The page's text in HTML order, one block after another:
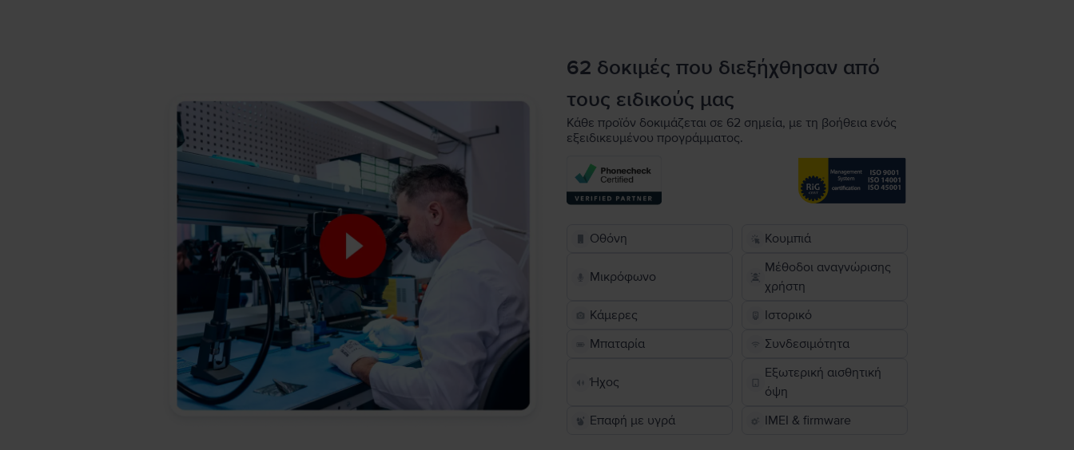
62 δοκιμές που διεξήχθησαν από
τους ειδικούς μας
Κάθε προϊόν δοκιμάζεται σε 62 σημεία, με τη βοήθεια ενός
εξειδικευμένου προγράμματος.
Οθόνη Κουμπιά
Μικρόφωνο
Μέθοδοι αναγνώρισης
χρήστη
Κάμερες
Ιστορικό
Μπαταρία
Συνδεσιμότητα
Ήχος
Εξωτερική αισθητική
όψη
Επαφή με υγρά
IMEI & firmware